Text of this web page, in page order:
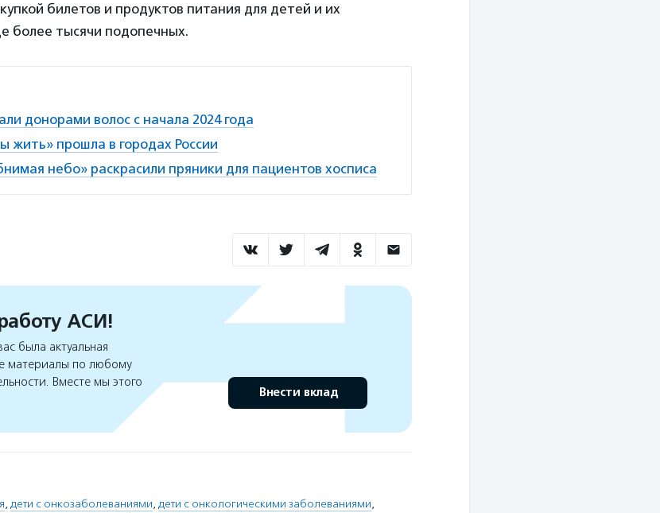
билетов и продуктов питания для детей и их
более тысячи подопечных.
донорами волос с начала 2024 года
жить» прошла в городах России
небо» раскрасили пряники для пациентов хосписа
АСИ!
была актуальная
материалы по любому
Вместе мы этого
Внести вклад
, дети с онкозаболеваниями, дети с онкологическими заболеваниями,